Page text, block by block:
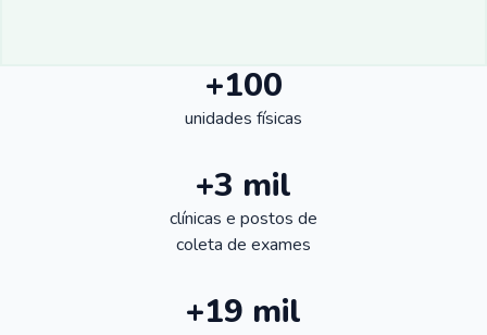
+100
unidades físicas
+3 mil
clínicas e postos de
coleta de exames
+19 mil